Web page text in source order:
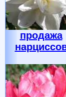
продажа